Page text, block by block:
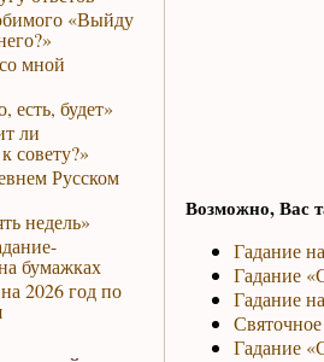
«Выйду
мной
есть, будет»
ли
совету?»
Русском
недель»
бумажках
2026 год по
Возможно, Вас
Гадание
Гадание
Гадание
Гадание